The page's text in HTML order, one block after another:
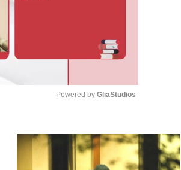
u
Powered by GliaStudios